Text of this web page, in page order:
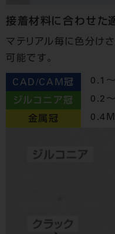
接着材料に合わせた
マテリアル毎に色分け
可能です。
CAD/CAM冠 0.1
ジルコニア冠 0.2
金属冠